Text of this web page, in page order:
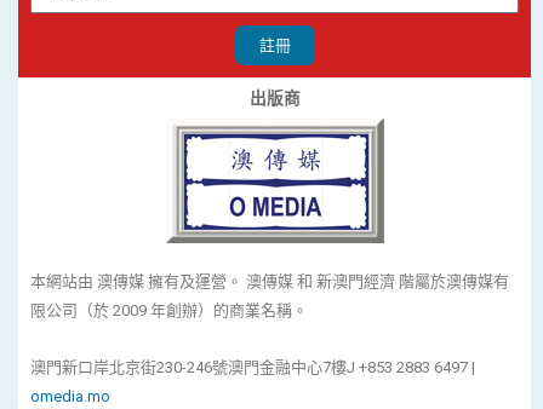
註冊
出版商
本網站由 澳傳媒 擁有及運營。 澳傳媒 和 新澳門經濟 階屬於澳傳媒有
限公司（於 2009 年創辦）的商業名稱。
澳門新口岸北京街230-246號澳門金融中心7樓J +853 2883 6497 |
omedia.mo